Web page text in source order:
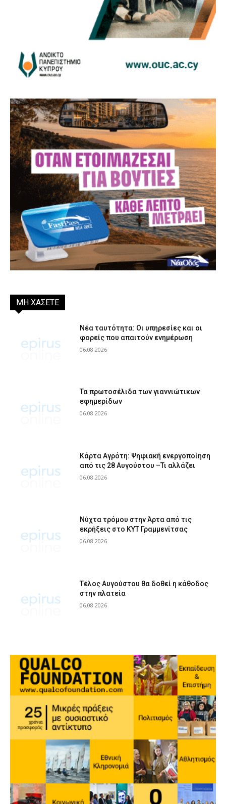
ΜΗ ΧΑΣΕΤΕ
Νέα ταυτότητα: Οι υπηρεσίες και οι
φορείς που απαιτούν ενημέρωση
06.08.2026
Τα πρωτοσέλιδα των γιαννιώτικων
εφημερίδων
06.08.2026
Κάρτα Αγρότη: Ψηφιακή ενεργοποίηση
από τις 28 Αυγούστου –Τι αλλάζει
06.08.2026
Νύχτα τρόμου στην Άρτα από τις
εκρήξεις στο ΚΥΤ Γραμμενίτσας
06.08.2026
Τέλος Αυγούστου θα δοθεί η κάθοδος
στην πλατεία
06.08.2026